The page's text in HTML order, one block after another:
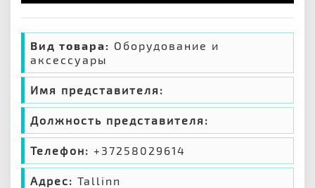
Вид товара: Оборудование и
аксессуары
Имя представителя:
Должность представителя:
Телефон: +37258029614
Адрес: Tallinn